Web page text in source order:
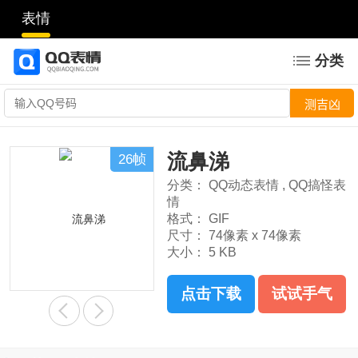
表情
分类
26帧 流鼻涕
分类： QQ动态表情 , QQ搞怪表
情
格式：
GIF
尺寸：
74像素 x 74像素
大小：
5 KB
点击下载 试试手气